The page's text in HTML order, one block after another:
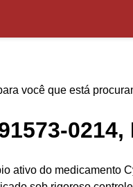
você que está
ativo do medicamento